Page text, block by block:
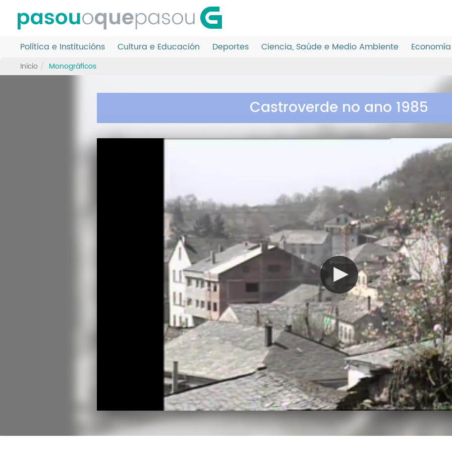
contido
principal
Política e Institucións Cultura e Educación Deportes Ciencia, Saúde e Medio Ambiente
Inicio Monográficos
Castroverde no ano 1985